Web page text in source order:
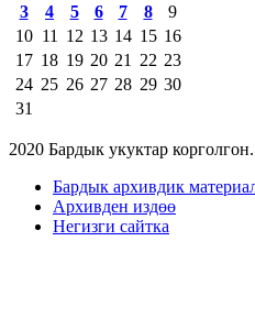
3
4 5 6 7 8
9
10 11 12 13 14 15 16
17 18 19 20 21 22 23
24 25 26 27 28 29 30
31
2020 Бардык укуктар
Бардык архивдик
Архивден издөө
Негизги сайтка